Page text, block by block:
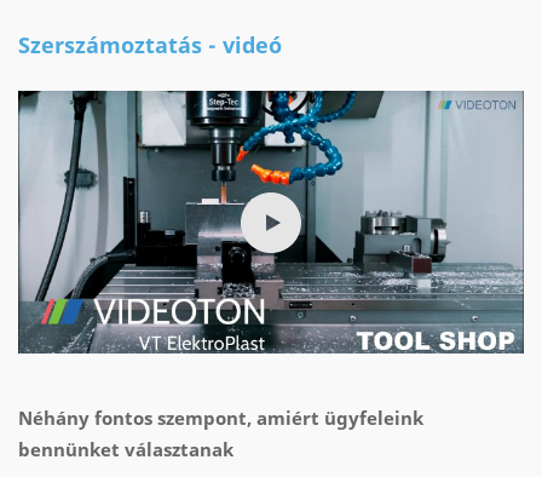
Szerszámoztatás - videó
Néhány fontos szempont, amiért ügyfeleink
bennünket választanak